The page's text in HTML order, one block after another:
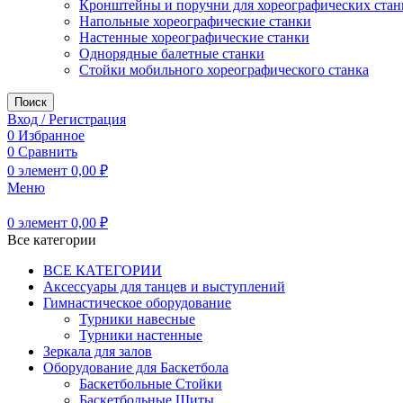
Кронштейны и поручни для хореографических
Напольные хореографические станки
Настенные хореографические станки
Однорядные балетные станки
Стойки мобильного хореографического станка
Поиск
Вход / Регистрация
0 Избранное
0 Сравнить
0 элемент 0,00 ₽
Меню
0 элемент 0,00 ₽
Все категории
ВСЕ КАТЕГОРИИ
Аксессуары для танцев и выступлений
Гимнастическое оборудование
Турники навесные
Турники настенные
Зеркала для залов
Оборудование для Баскетбола
Баскетбольные Стойки
Баскетбольные Щиты